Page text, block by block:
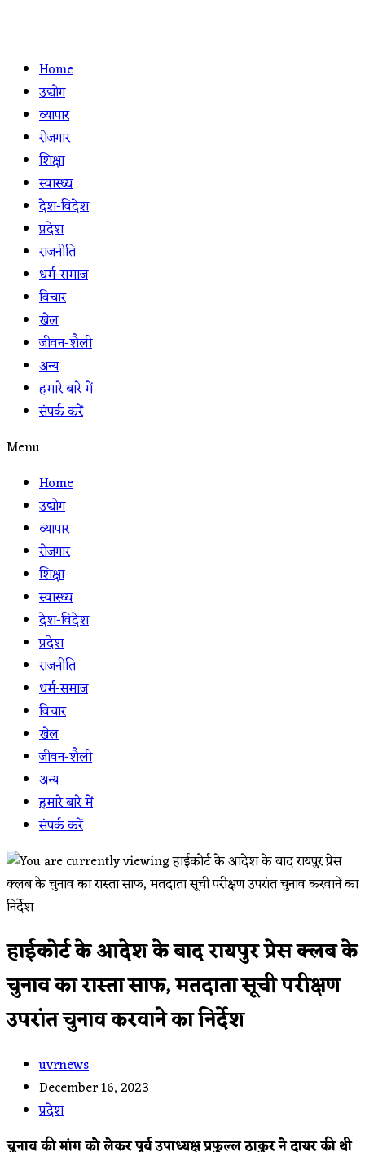
Home
उद्योग
व्यापार
रोजगार
शिक्षा
स्वास्थ्य
देश-विदेश
प्रदेश
राजनीति
धर्म-समाज
विचार
खेल
जीवन-शैली
अन्य
हमारे बारे में
संपर्क करें
Menu
Home
उद्योग
व्यापार
रोजगार
शिक्षा
स्वास्थ्य
देश-विदेश
प्रदेश
राजनीति
धर्म-समाज
विचार
खेल
जीवन-शैली
अन्य
हमारे बारे में
संपर्क करें
हाईकोर्ट के आदेश के बाद रायपुर प्रेस क्लब के
चुनाव का रास्ता साफ, मतदाता सूची परीक्षण
उपरांत चुनाव करवाने का निर्देश
Post
author:
uvrnews
Post
published:
December 16, 2023
Post
category:
प्रदेश
चुनाव की मांग को लेकर पूर्व उपाध्यक्ष प्रफुल्ल ठाकुर ने दायर की थी